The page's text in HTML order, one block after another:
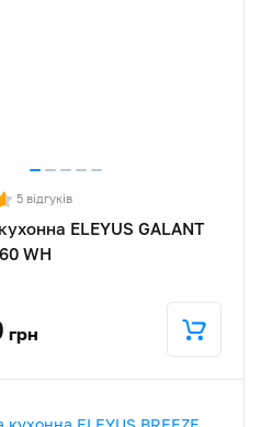
5 відгуків
ELEYUS GALANT
WH
грн